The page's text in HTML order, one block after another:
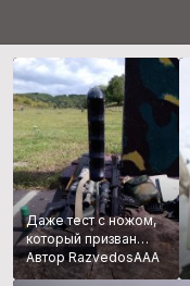
Даже тест с ножом,
который призван
разбить (разрезать)
попавшую в его
Автор RazvedosAAA